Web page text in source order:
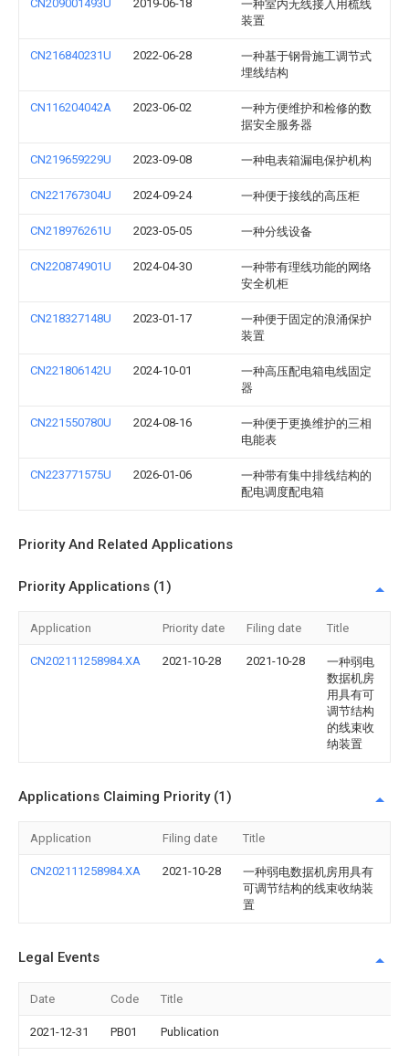
CN209001493U 2019-06-18
一种室内无线接入用梳线
装置
CN216840231U 2022-06-28
一种基于钢骨施工调节式
埋线结构
CN116204042A 2023-06-02
一种方便维护和检修的数
据安全服务器
CN219659229U 2023-09-08 一种电表箱漏电保护机构
CN221767304U 2024-09-24 一种便于接线的高压柜
CN218976261U 2023-05-05 一种分线设备
CN220874901U 2024-04-30
一种带有理线功能的网络
安全机柜
CN218327148U 2023-01-17
一种便于固定的浪涌保护
装置
CN221806142U 2024-10-01
一种高压配电箱电线固定
器
CN221550780U 2024-08-16
一种便于更换维护的三相
电能表
CN223771575U 2026-01-06
一种带有集中排线结构的
配电调度配电箱
Priority And Related Applications
Priority Applications (1)
Application Priority date Filing date Title
CN202111258984.XA 2021-10-28 2021-10-28
一种弱电
数据机房
用具有可
调节结构
的线束收
纳装置
Applications Claiming Priority (1)
Application Filing date Title
CN202111258984.XA 2021-10-28
一种弱电数据机房用具有
可调节结构的线束收纳装
置
Legal Events
Date Code Title
2021-12-31 PB01 Publication